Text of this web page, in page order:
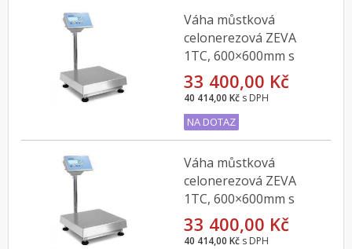
Váha můstková
celonerezová ZEVA
1TC, 600×600mm s
indikátorem DFWLI do
300kg
33 400,00 Kč
40 414,00 Kč s DPH
NA DOTAZ
Váha můstková
celonerezová ZEVA
1TC, 600×600mm s
indikátorem DFWLI do
60kg
33 400,00 Kč
40 414,00 Kč s DPH